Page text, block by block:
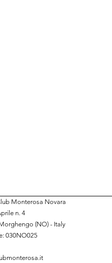
Monterosa Novara
n. 4
(NO) - Italy
030NO025